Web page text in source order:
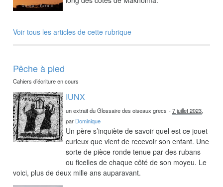
Voir tous les articles de cette rubrique
Pêche à pied
Cahiers d’écriture en cours
IUNX
un extrait du Glossaire des oiseaux grecs -7 juillet 2023,
par Dominique
Un père s’inquiète de savoir quel est ce jouet
curieux que vient de recevoir son enfant. Une
sorte de pièce ronde tenue par des rubans
ou ficelles de chaque côté de son moyeu. Le
voici, plus de deux mille ans auparavant.